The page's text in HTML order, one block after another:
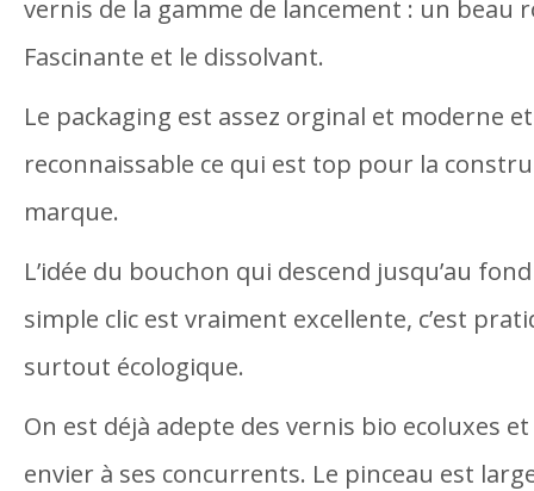
vernis de la gamme de lancement : un beau
Fascinante et le dissolvant.
Le packaging est assez orginal et moderne
reconnaissable ce qui est top pour la
marque.
L’idée du bouchon qui descend jusqu’au
simple clic est vraiment excellente, c’est
surtout écologique.
On est déjà adepte des vernis bio ecoluxes et
envier à ses concurrents. Le pinceau est